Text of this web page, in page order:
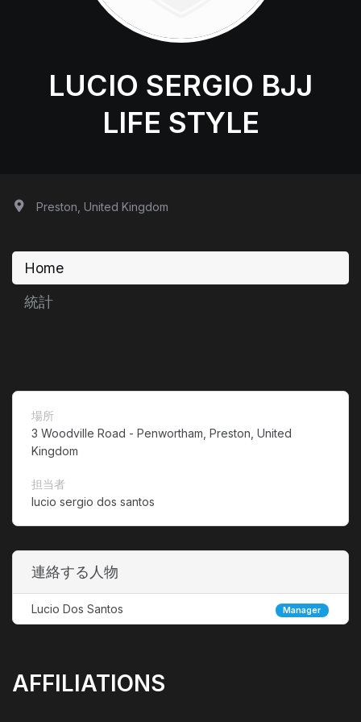
LUCIO SERGIO BJJ
LIFE STYLE
Preston, United Kingdom
Home
統計
場所
3 Woodville Road - Penwortham, Preston, United
Kingdom
担当者
lucio sergio dos santos
連絡する人物
Lucio Dos Santos Manager
AFFILIATIONS